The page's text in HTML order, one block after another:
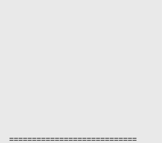
============================